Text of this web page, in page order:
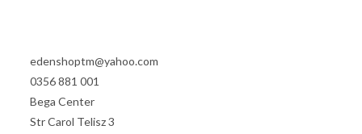
edenshoptm@yahoo.com
0356 881 001
Bega Center
Str Carol Telisz 3